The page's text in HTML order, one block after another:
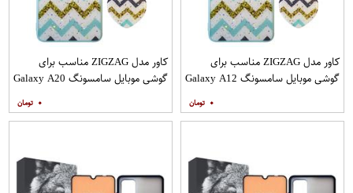
کاور مدل ZIGZAG مناسب برای
گوشی موبایل سامسونگ Galaxy A12
۰
کاور مدل ZIGZAG مناسب برای
گوشی موبایل سامسونگ Galaxy A20
۰